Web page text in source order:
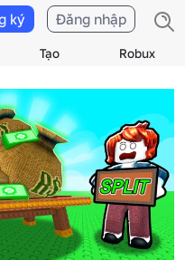
Tạo Robux
ký Đăng nhập